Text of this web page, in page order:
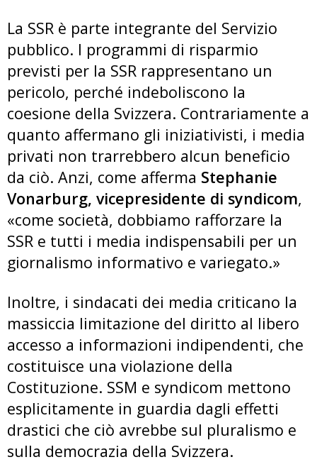
La SSR è parte integrante del Servizio
pubblico. I programmi di risparmio
previsti per la SSR rappresentano un
pericolo, perché indeboliscono la
coesione della Svizzera. Contrariamente a
quanto affermano gli iniziativisti, i media
privati non trarrebbero alcun beneficio
da ciò. Anzi, come afferma Stephanie
Vonarburg, vicepresidente di syndicom,
«come società, dobbiamo rafforzare la
SSR e tutti i media indispensabili per un
giornalismo informativo e variegato.»
Inoltre, i sindacati dei media criticano la
massiccia limitazione del diritto al libero
accesso a informazioni indipendenti, che
costituisce una violazione della
Costituzione. SSM e syndicom mettono
esplicitamente in guardia dagli effetti
drastici che ciò avrebbe sul pluralismo e
sulla democrazia della Svizzera.